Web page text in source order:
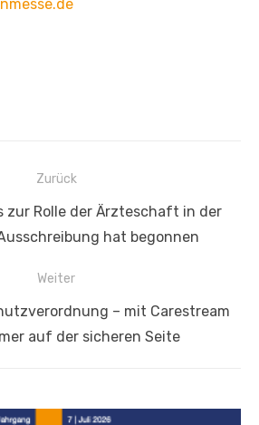
Zurück
zur Rolle der Ärzteschaft in der
hat begonnen
Weiter
– mit Carestream
auf der sicheren Seite